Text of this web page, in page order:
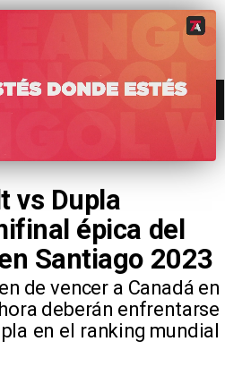
DEPORTES
vs Dupla
épica del
Santiago 2023
de vencer a Canadá en
deberán enfrentarse
en el ranking mundial